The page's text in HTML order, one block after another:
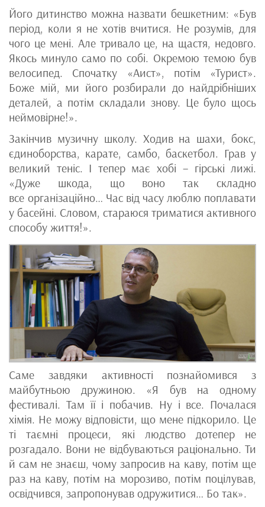
Його дитинство можна назвати бешкетним: «Був
період, коли я не хотів вчитися. Не розумів, для
чого це мені. Але тривало це, на щастя, недовго.
Якось минуло само по собі. Окремою темою був
велосипед. Спочатку «Аист», потім «Турист».
Боже мій, ми його розбирали до найдрібніших
деталей, а потім складали знову. Це було щось
неймовірне!».
Закінчив музичну школу. Ходив на шахи, бокс,
єдиноборства, карате, самбо, баскетбол. Грав у
великий теніс. І тепер має хобі – гірські лижі.
«Дуже шкода, що воно так складно
все організаційно… Час від часу люблю поплавати
у басейні. Словом, стараюся триматися активного
способу життя!».
Саме завдяки активності познайомився з
майбутньою дружиною. «Я був на одному
фестивалі. Там її і побачив. Ну і все. Почалася
хімія. Не можу відповісти, що мене підкорило. Це
ті таємні процеси, які людство дотепер не
розгадало. Вони не відбуваються раціонально. Ти
й сам не знаєш, чому запросив на каву, потім ще
раз на каву, потім на морозиво, потім поцілував,
освідчився, запропонував одружитися… Бо так».